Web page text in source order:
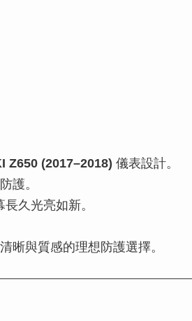
Z650 (2017–2018) 儀表設計。
護。
久光亮如新。
晰與質感的理想防護選擇。